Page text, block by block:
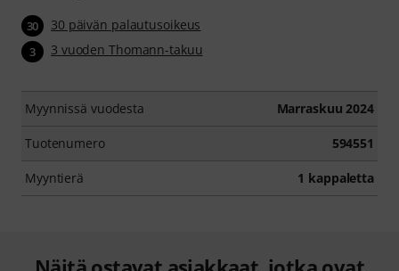
30 30 päivän palautusoikeus
3 3 vuoden Thomann-takuu
Myynnissä vuodesta Marraskuu 2024
Tuotenumero 594551
Myyntierä 1 kappaletta